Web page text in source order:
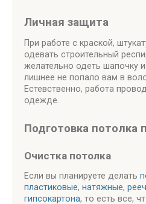
Личная защита
При работе с краской,
одевать строительный
желательно одеть шапочку
лишнее не попало вам в
Естевственно, работа
одежде.
Подготовка потолка
Очистка потолка
Если вы планируете делать
пластиковые, натяжные,
гипсокартона, то есть все,